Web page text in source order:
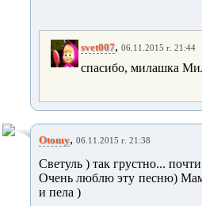
svet007, 06.11.2015 г. 21:44
спасибо, милашка
Otomy, 06.11.2015 г. 21:38
Светуль ) так грустно...
Очень люблю эту песню)
и пела )